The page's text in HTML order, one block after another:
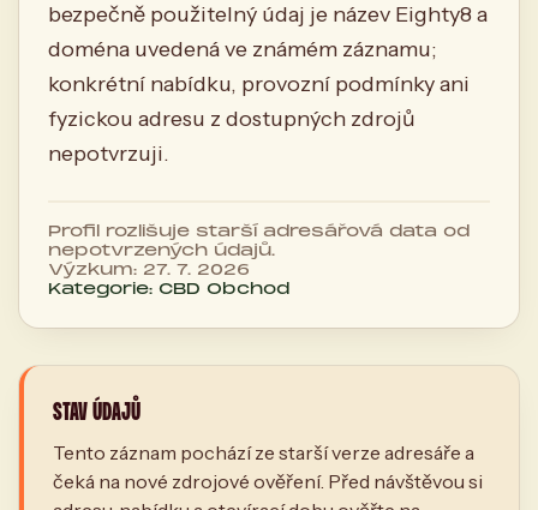
bezpečně použitelný údaj je název Eighty8 a
doména uvedená ve známém záznamu;
konkrétní nabídku, provozní podmínky ani
fyzickou adresu z dostupných zdrojů
nepotvrzuji.
Profil rozlišuje starší adresářová data od
nepotvrzených údajů.
Výzkum: 27. 7. 2026
Kategorie: CBD Obchod
STAV ÚDAJŮ
Tento záznam pochází ze starší verze adresáře a
čeká na nové zdrojové ověření. Před návštěvou si